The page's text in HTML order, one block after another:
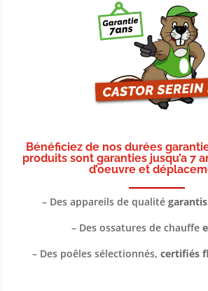
Bénéficiez de nos durées
produits sont garanties jusqu’a 7
d’oeuvre et
– Des appareils de qualité garantis
– Des ossatures de chauffe
– Des poêles sélectionnés, certifiés